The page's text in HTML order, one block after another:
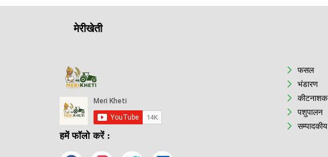
मेरीखेती
हमें फॉलो करें :
फसल
भंडारण
कीटनाशक
पशुपालन
सम्पादकीय